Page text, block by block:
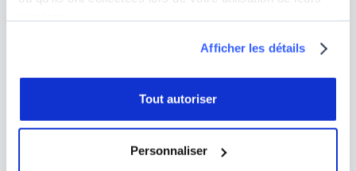
Afficher les détails
Tout autoriser
Personnaliser
vous voir proposer un poste équivalent à celui
que vous exerciez directement sur votre site, ou
bien sur un autre site de votre entreprise en
France. Votre employeur peut également vous